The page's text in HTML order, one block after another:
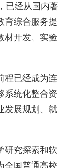
已经从国内著
育综合服务提
材开发、实验
已经成为连
系统化整合资
发展规划、就
究探索和软
全国普通高校